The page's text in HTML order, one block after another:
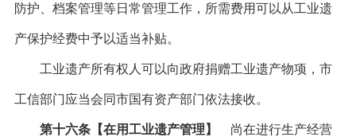
防护、档案管理等日常管理工作，所需费用可以从工业遗
产保护经费中予以适当补贴。
工业遗产所有权人可以向政府捐赠工业遗产物项，市
工信部门应当会同市国有资产部门依法接收。
第十六条【在用工业遗产管理】 尚在进行生产经营